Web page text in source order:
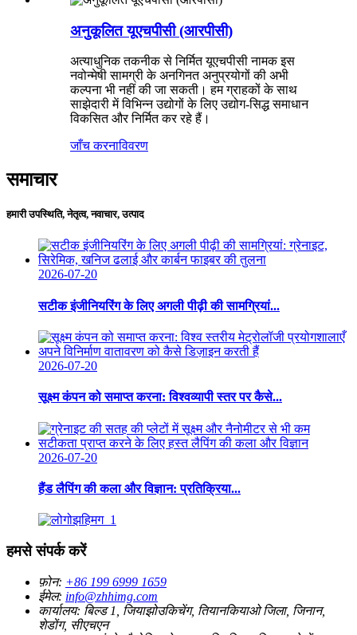
अनुकूलित यूएचपीसी (आरपीसी)
अत्याधुनिक तकनीक से निर्मित यूएचपीसी नामक इस
नवोन्मेषी सामग्री के अनगिनत अनुप्रयोगों की अभी
कल्पना भी नहीं की जा सकती। हम ग्राहकों के साथ
साझेदारी में विभिन्न उद्योगों के लिए उद्योग-सिद्ध समाधान
विकसित और निर्मित कर रहे हैं।
जाँच करनाविवरण
समाचार
हमारी उपस्थिति, नेतृत्व, नवाचार, उत्पाद
2026-07-20
सटीक इंजीनियरिंग के लिए अगली पीढ़ी की सामग्रियां...
2026-07-20
सूक्ष्म कंपन को समाप्त करना: विश्वव्यापी स्तर पर कैसे...
2026-07-20
हैंड लैपिंग की कला और विज्ञान: प्रतिक्रिया...
हमसे संपर्क करें
फ़ोन: +86 199 6999 1659
ईमेल: info@zhhimg.com
कार्यालय: बिल्ड 1, जियाझोउकिचेंग, तियानकियाओ जिला, जिनान,
शेडोंग, सीएचएन